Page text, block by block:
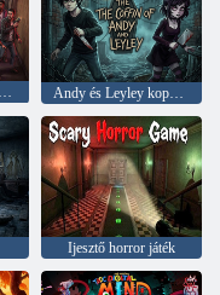
szobákból Andy és Leyley koporsója
Ijesztő horror játék